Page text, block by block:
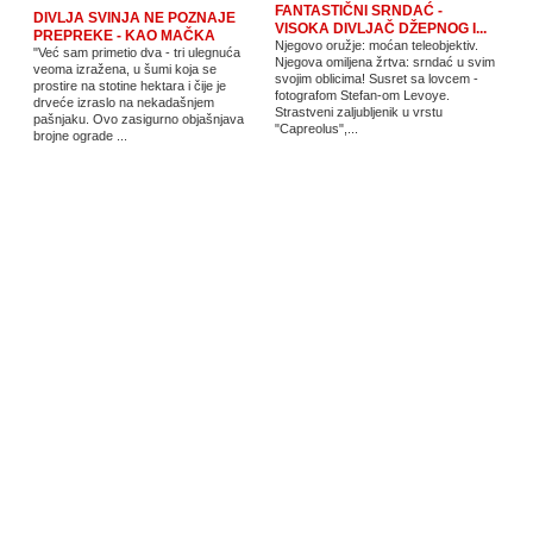
DIVLJA SVINJA NE POZNAJE
PREPREKE - KAO MAČKA
"Već sam primetio dva - tri ulegnuća
veoma izražena, u šumi koja se
prostire na stotine hektara i čije je
drveće izraslo na nekadašnjem
pašnjaku. Ovo zasigurno objašnjava
brojne ograde ...
FANTASTIČNI SRNDAĆ -
VISOKA DIVLJAČ DŽEPNOG I...
Njegovo oružje: moćan teleobjektiv.
Njegova omiljena žrtva: srndać u svim
svojim oblicima! Susret sa lovcem -
fotografom Stefan-om Levoye.
Strastveni zaljubljenik u vrstu
"Capreolus",...